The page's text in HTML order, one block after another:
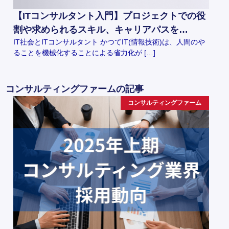
【ITコンサルタント入門】プロジェクトでの役
割や求められるスキル、キャリアパスを…
IT社会とITコンサルタント かつてIT(情報技術)は、人間のや
ることを機械化することによる省力化が […]
コンサルティングファームの記事
コンサルティングファーム